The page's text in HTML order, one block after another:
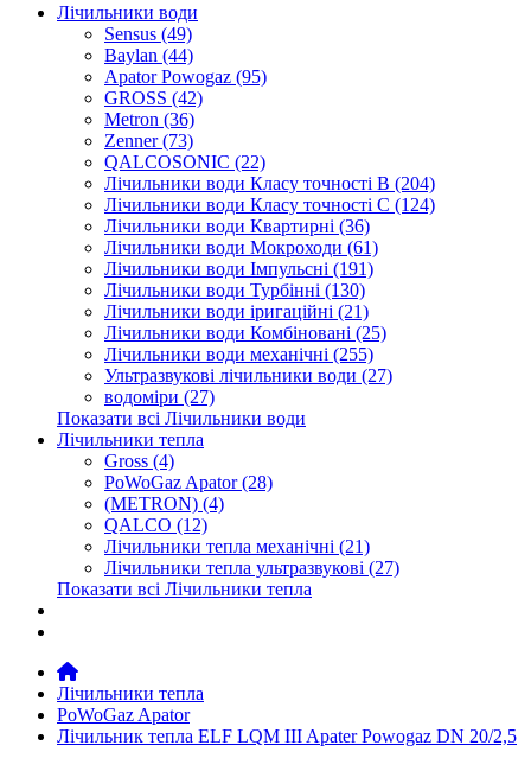
Лічильники води
Sensus (49)
Baylan (44)
Apator Powogaz (95)
GROSS (42)
Metron (36)
Zenner (73)
QALCOSONIC (22)
Лічильники води Класу точності В (204)
Лічильники води Класу точності С (124)
Лічильники води Квартирні (36)
Лічильники води Мокроходи (61)
Лічильники води Імпульсні (191)
Лічильники води Турбінні (130)
Лічильники води іригаційні (21)
Лічильники води Комбіновані (25)
Лічильники води механічні (255)
Ультразвукові лічильники води (27)
водоміри (27)
Показати всі Лічильники води
Лічильники тепла
Gross (4)
PoWoGaz Apator (28)
(METRON) (4)
QALCO (12)
Лічильники тепла механічні (21)
Лічильники тепла ультразвукові (27)
Показати всі Лічильники тепла
Лічильники тепла
PoWoGaz Apator
Лічильник тепла ELF LQM III Apater Powogaz DN 20/2,5